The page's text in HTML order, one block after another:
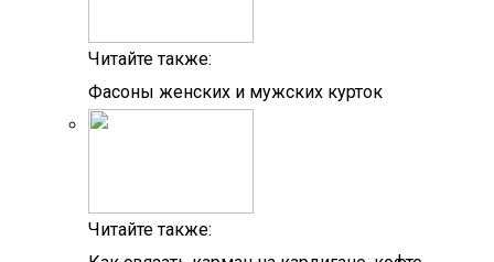
Читайте также:
Фасоны женских и мужских курток
Читайте также: